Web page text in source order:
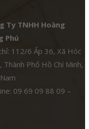
Ty TNHH Hoàng
Phú
112/6 Ấp 36, Xã Hóc
Thành Phố Hồ Chí Minh,
09 69 09 88 09 –